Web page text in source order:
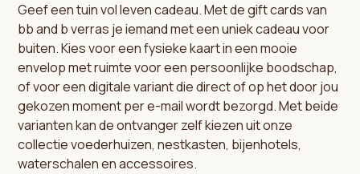
Geef een tuin vol leven cadeau. Met de gift cards van
bb and b verras je iemand met een uniek cadeau voor
buiten. Kies voor een fysieke kaart in een mooie
envelop met ruimte voor een persoonlijke boodschap,
of voor een digitale variant die direct of op het door jou
gekozen moment per e-mail wordt bezorgd. Met beide
varianten kan de ontvanger zelf kiezen uit onze
collectie voederhuizen, nestkasten, bijenhotels,
waterschalen en accessoires.